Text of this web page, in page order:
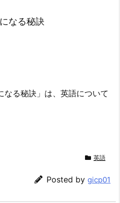
なる秘訣
なる秘訣」は、英語について
英語
Posted by gicp01